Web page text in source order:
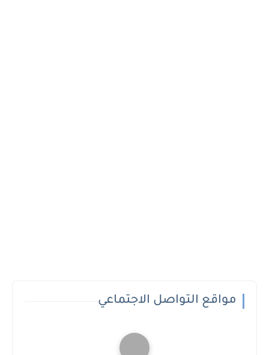
مواقع التواصل الاجتماعي